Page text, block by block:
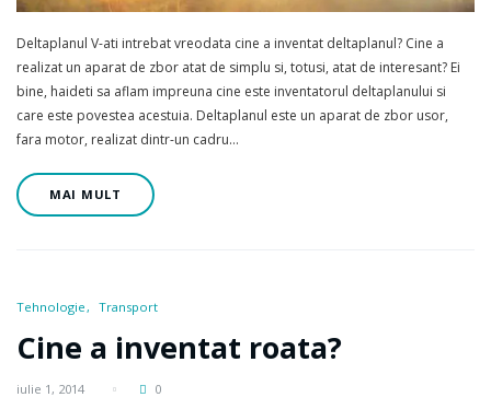
Deltaplanul V-ati intrebat vreodata cine a inventat deltaplanul? Cine a
realizat un aparat de zbor atat de simplu si, totusi, atat de interesant? Ei
bine, haideti sa aflam impreuna cine este inventatorul deltaplanului si
care este povestea acestuia. Deltaplanul este un aparat de zbor usor,
fara motor, realizat dintr-un cadru…
MAI MULT
Tehnologie Transport
Cine a inventat roata?
iulie 1, 2014 0